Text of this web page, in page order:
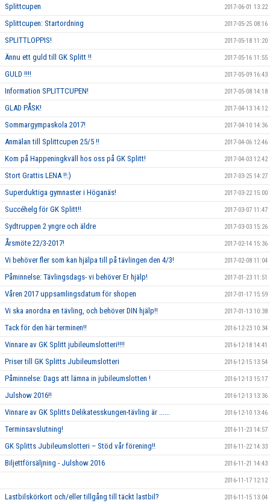
Splittcupen 2017-06-01 13:22
Splittcupen: Startordning 2017-05-25 08:16
SPLITTLOPPIS! 2017-05-18 11:20
Ännu ett guld till GK Splitt !! 2017-05-16 11:55
GULD !!!! 2017-05-09 16:43
Information SPLITTCUPEN! 2017-05-08 14:18
GLAD PÅSK! 2017-04-13 14:12
Sommargympaskola 2017! 2017-04-10 14:36
Anmälan till Splittcupen 25/5 !! 2017-04-06 12:46
Kom på Happeningkväll hos oss på GK Splitt! 2017-04-03 12:42
Stort Grattis LENA !!:) 2017-03-25 14:27
Superduktiga gymnaster i Höganäs! 2017-03-22 15:00
Succéhelg för GK Splitt!! 2017-03-07 11:47
Sydtruppen 2 yngre och äldre 2017-03-03 15:26
Årsmöte 22/3-2017! 2017-02-14 15:36
Vi behöver fler som kan hjälpa till på tävlingen den 4/3! 2017-02-08 11:04
Påminnelse: Tävlingsdags- vi behöver Er hjälp! 2017-01-23 11:51
Våren 2017 uppsamlingsdatum för shopen 2017-01-17 15:59
Vi ska anordna en tävling, och behöver DIN hjälp!! 2017-01-13 10:38
Tack för den här terminen!! 2016-12-23 10:34
Vinnare av GK Splitt jubileumslotteri!!!! 2016-12-18 14:41
Priser till GK Splitts Jubileumslotteri 2016-12-15 13:54
Påminnelse: Dags att lämna in jubileumslotten ! 2016-12-13 15:17
Julshow 2016!! 2016-12-13 13:36
Vinnare av GK Splitts Delikatesskungen-tävling är ...... 2016-12-10 13:46
Terminsavslutning! 2016-11-23 14:57
GK Splitts Jubileumslotteri – Stöd vår förening!! 2016-11-22 14:33
Biljettförsäljning - Julshow 2016 2016-11-21 14:43
2016-11-17 12:12
Lastbilskörkort och/eller tillgång till täckt lastbil? 2016-11-15 13:04